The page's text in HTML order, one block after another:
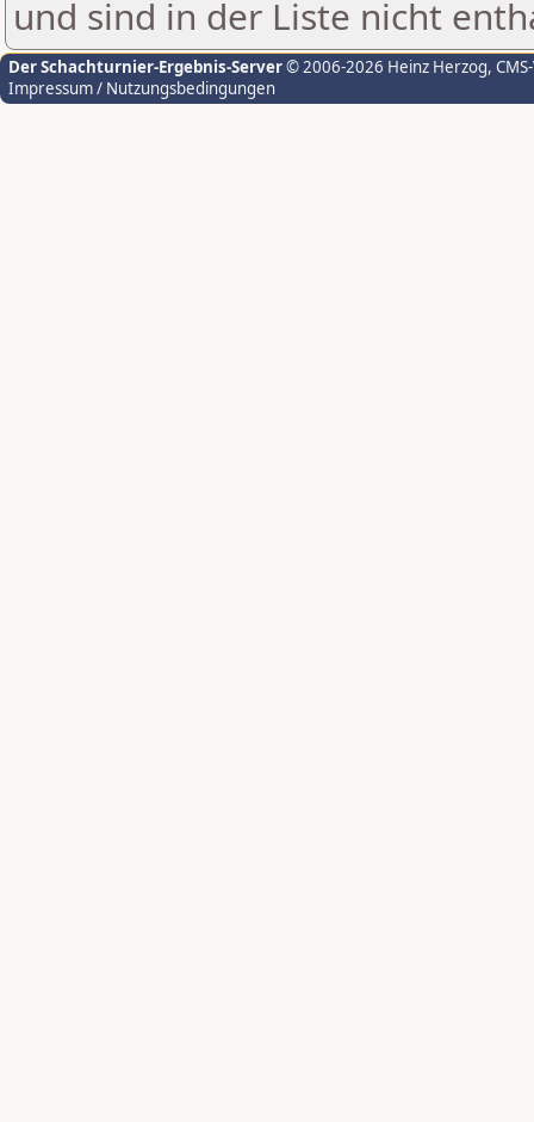
und sind in der Liste nicht
Der Schachturnier-Ergebnis-Server© 2006-2026 Heinz Herzog,
Impressum / Nutzungsbedingungen